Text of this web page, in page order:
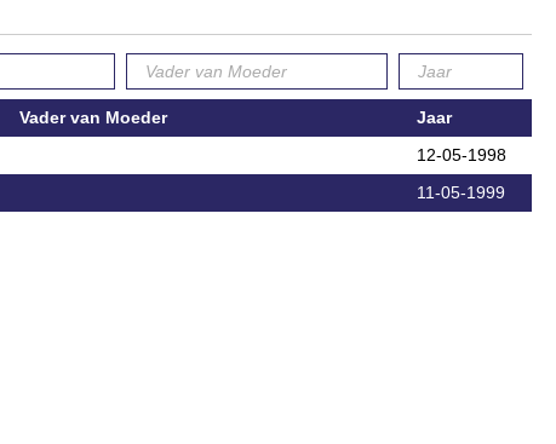
Vader van Moeder
Jaar
12-05-1998
11-05-1999